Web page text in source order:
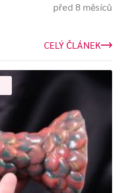
před 8 měsíců
CELÝ ČLÁNEK